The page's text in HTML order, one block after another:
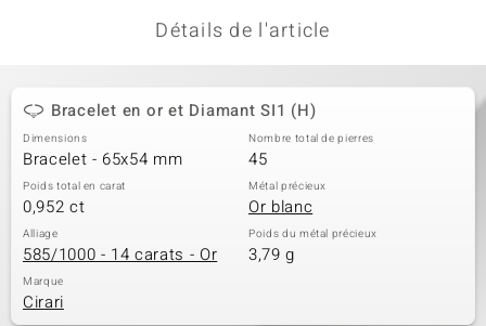
Détails de l'article
Bracelet en or et Diamant SI1 (H)
Dimensions
Bracelet - 65x54 mm
Nombre total de pierres
45
Poids total en carat
0,952 ct
Métal précieux
Or blanc
Alliage
585/1000 - 14 carats - Or
Poids du métal précieux
3,79 g
Marque
Cirari